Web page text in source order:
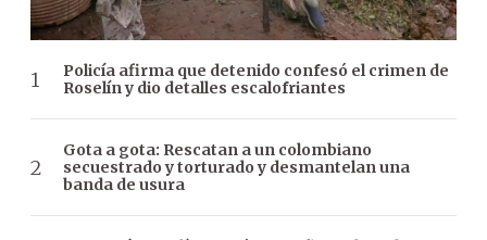
Policía afirma que detenido confesó el crimen de
Roselín y dio detalles escalofriantes
Gota a gota: Rescatan a un colombiano
secuestrado y torturado y desmantelan una
banda de usura